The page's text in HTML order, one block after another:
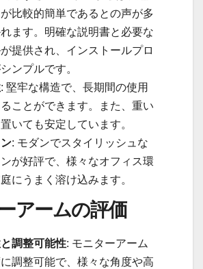
比較的簡単であるとの声が多
れます。明確な説明書と必要な
提供され、インストールプロ
ンプルです。
: 堅牢な構造で、長期間の使用
ことができます。また、重い
いても安定しています。
: モダンでスタイリッシュな
が好評で、様々なオフィス環
にうまく溶け込みます。
アームの評価
調整可能性: モニターアーム
調整可能で、様々な角度や高